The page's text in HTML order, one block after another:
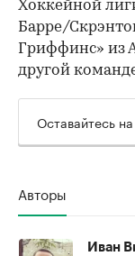
Хоккейной
Барре/
Гриффинс» из
другой
Оставайтесь
Авторы
Иван